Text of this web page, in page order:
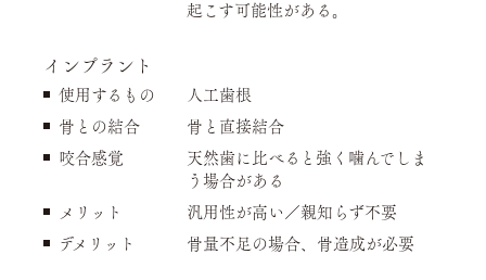
起こす可能性がある。
インプラント
使用するもの
人工歯根
骨との結合
骨と直接結合
咬合感覚
天然歯に比べると強く噛んでしま
う場合がある
メリット
汎用性が高い／親知らず不要
デメリット
骨量不足の場合、骨造成が必要